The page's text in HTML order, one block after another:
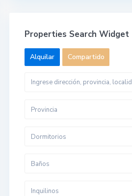
Properties Search Widget
Alquilar Compartido
Provincia
Dormitorios
Baños
Inquilinos